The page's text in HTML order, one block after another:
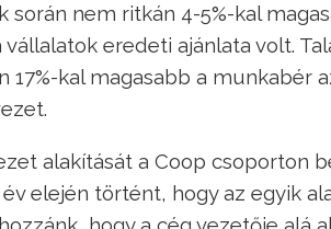
során nem ritkán 4-5%-kal
eredeti ajánlata volt.
17%-kal magasabb a munkabér
alakítását a Coop csoporton
elején történt, hogy az egyik